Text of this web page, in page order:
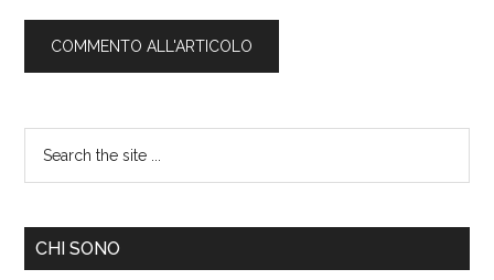
CHI SONO